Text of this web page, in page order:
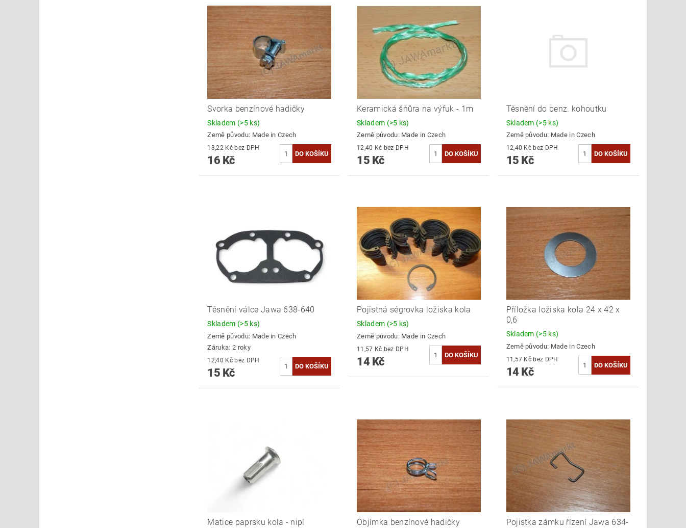
Svorka benzínové hadičky
Skladem (>5 ks)
Země původu: Made in Czech
13,22 Kč bez DPH
16 Kč
Keramická šňůra na výfuk - 1m
Skladem (>5 ks)
Země původu: Made in Czech
12,40 Kč bez DPH
15 Kč
Těsnění do benz. kohoutku
Skladem (>5 ks)
Země původu: Made in Czech
12,40 Kč bez DPH
15 Kč
Těsnění válce Jawa 638-640
Skladem (>5 ks)
Země původu: Made in Czech
Záruka: 2 roky
12,40 Kč bez DPH
15 Kč
Pojistná ségrovka ložiska kola
Skladem (>5 ks)
Země původu: Made in Czech
11,57 Kč bez DPH
14 Kč
Příložka ložiska kola 24 x 42 x
0,6
Skladem (>5 ks)
Země původu: Made in Czech
11,57 Kč bez DPH
14 Kč
Matice paprsku kola - nipl
Objímka benzínové hadičky
Pojistka zámku řízení Jawa 634-